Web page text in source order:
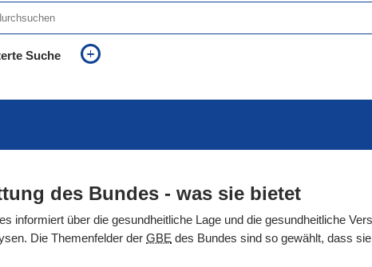
Suche
des Bundes - was sie bietet
informiert über die gesundheitliche Lage und die gesundheitliche
Die Themenfelder der GBE des Bundes sind so gewählt, dass